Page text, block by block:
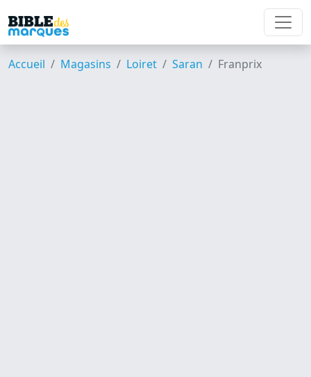
Accueil Magasins Loiret Saran Franprix